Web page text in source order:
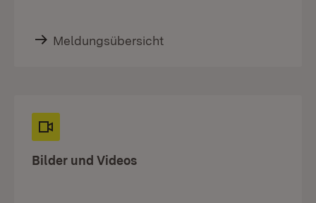
Meldungsübersicht
Bilder und Videos